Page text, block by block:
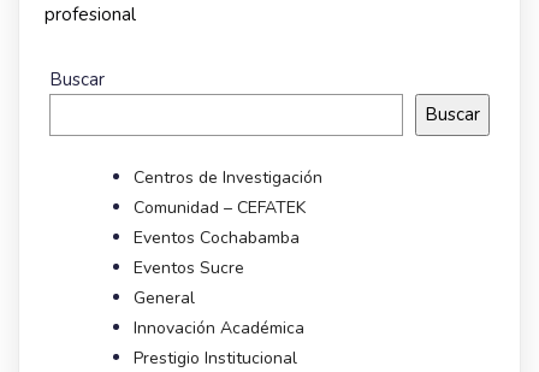
profesional
Buscar
Buscar
Centros de Investigación
Comunidad – CEFATEK
Eventos Cochabamba
Eventos Sucre
General
Innovación Académica
Prestigio Institucional